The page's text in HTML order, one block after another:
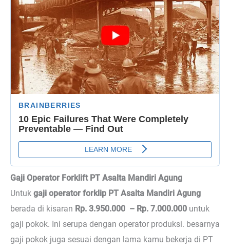
Gaji Operator Forklift PT Asalta Mandiri Agung
Untuk gaji operator forklip PT Asalta Mandiri Agung
berada di kisaran Rp. 3.950.000 – Rp. 7.000.000 untuk
gaji pokok. Ini serupa dengan operator produksi. besarnya
gaji pokok juga sesuai dengan lama kamu bekerja di PT